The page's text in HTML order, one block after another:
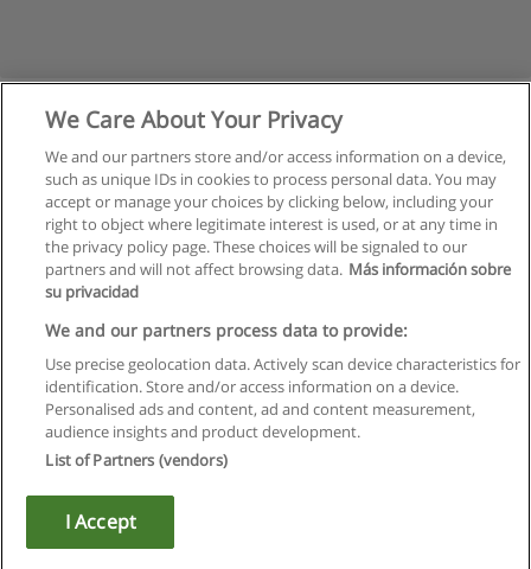
Règles d'utilisation
Confidentialité des données
Contacter Educaedu
Copyright © Educaedu Business S.L. - CIF : B-95610580: -
We Care About Your Privacy
We and our partners store and/or access information on a device,
such as unique IDs in cookies to process personal data. You may
accept or manage your choices by clicking below, including your
right to object where legitimate interest is used, or at any time in
the privacy policy page. These choices will be signaled to our
partners and will not affect browsing data. Más información sobre
su privacidad
We and our partners process data to provide:
Use precise geolocation data. Actively scan device characteristics for
identification. Store and/or access information on a device.
Personalised ads and content, ad and content measurement,
audience insights and product development.
List of Partners (vendors)
I Accept